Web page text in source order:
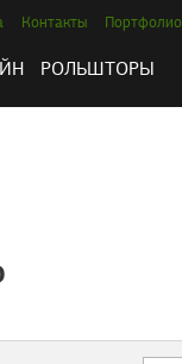
Контакты Портфолио
РОЛЬШТОРЫ